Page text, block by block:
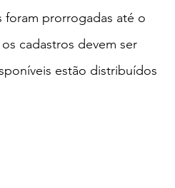
2024
foram prorrogadas até o
cadastros devem ser
estão distribuídos